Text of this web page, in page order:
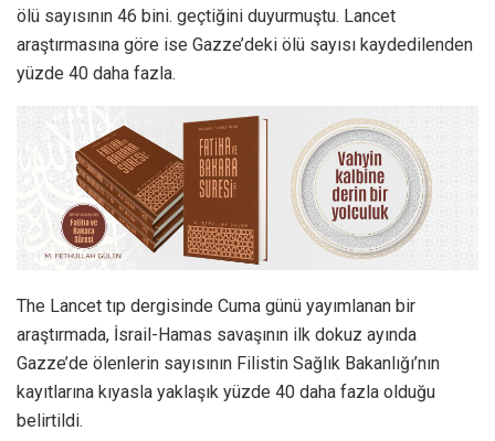
ölü sayısının 46 bini. geçtiğini duyurmuştu. Lancet
araştırmasına göre ise Gazze’deki ölü sayısı kaydedilenden
yüzde 40 daha fazla.
The Lancet tıp dergisinde Cuma günü yayımlanan bir
araştırmada, İsrail-Hamas savaşının ilk dokuz ayında
Gazze’de ölenlerin sayısının Filistin Sağlık Bakanlığı’nın
kayıtlarına kıyasla yaklaşık yüzde 40 daha fazla olduğu
belirtildi.